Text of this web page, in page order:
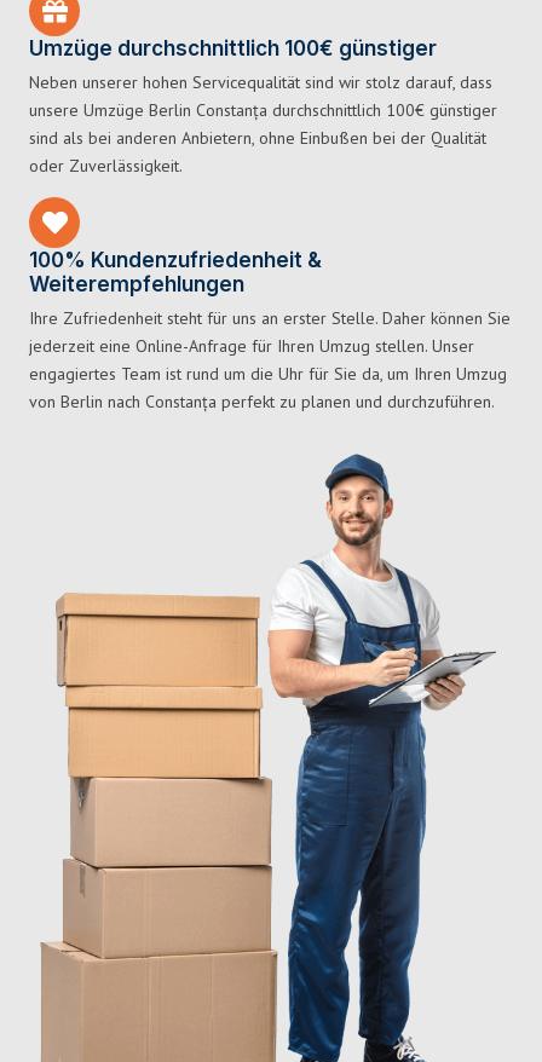
Umzüge durchschnittlich 100€ günstiger
Neben unserer hohen Servicequalität sind wir stolz darauf, dass
unsere Umzüge Berlin Constanța durchschnittlich 100€ günstiger
sind als bei anderen Anbietern, ohne Einbußen bei der Qualität
oder Zuverlässigkeit.
100% Kundenzufriedenheit &
Weiterempfehlungen
Ihre Zufriedenheit steht für uns an erster Stelle. Daher können Sie
jederzeit eine Online-Anfrage für Ihren Umzug stellen. Unser
engagiertes Team ist rund um die Uhr für Sie da, um Ihren Umzug
von Berlin nach Constanța perfekt zu planen und durchzuführen.